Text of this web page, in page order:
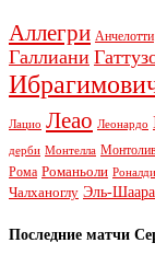
Аллегри Анчелотти
Галлиани
Лацио Леао Леонардо
дерби Монтелла
Рома Романьоли
Чалханоглу Эль-
Последние матчи